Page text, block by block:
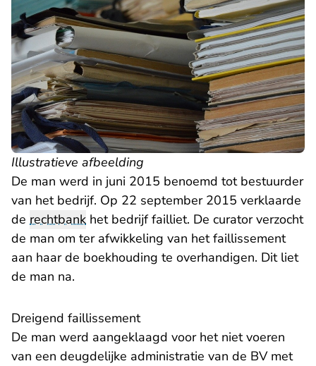
Illustratieve afbeelding
De man werd in juni 2015 benoemd tot bestuurder
van het bedrijf. Op 22 september 2015 verklaarde
de rechtbank het bedrijf failliet. De curator verzocht
de man om ter afwikkeling van het faillissement
aan haar de boekhouding te overhandigen. Dit liet
de man na.
Dreigend faillissement
De man werd aangeklaagd voor het niet voeren
van een deugdelijke administratie van de BV met